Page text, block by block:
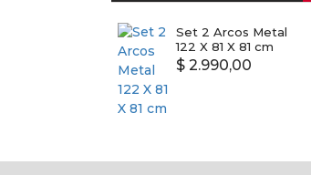
Set 2 Arcos Metal
122 X 81 X 81 cm
$ 2.990,00